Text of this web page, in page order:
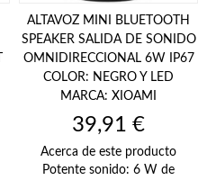
ALTAVOZ MINI BLUETOOTH
SPEAKER SALIDA DE SONIDO
OMNIDIRECCIONAL 6W IP67
COLOR: NEGRO Y LED
MARCA: XIOAMI
Precio
39,91 €
Acerca de este producto
Potente sonido: 6 W de